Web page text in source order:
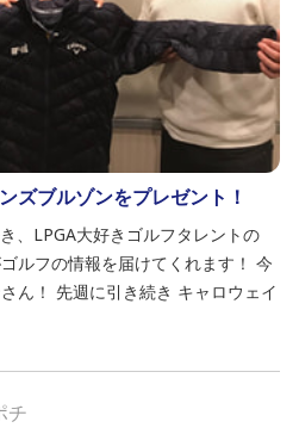
ズブルゾンをプレゼント！
、LPGA大好きゴルフタレントの
ルフの情報を届けてくれます！ 今
ん！ 先週に引き続き キャロウェイ
チ